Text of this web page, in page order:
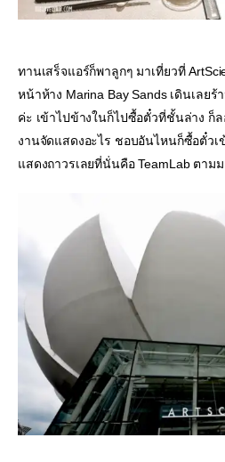
ทานเสร็จแอร์ก็พาลูกๆ มาเที่ยวที่
หน้าห้าง Marina Bay Sands เดินเลย
ค่ะ เข้าไปข้างในก็ไปซื้อตั๋วที่ชั้นล่าง ก็
งานจัดแสดงอะไร ชอบอันไหนก็ซื้อตั๋ว
แสดงถาวรเลยที่นั่นคือ TeamLab ตาม